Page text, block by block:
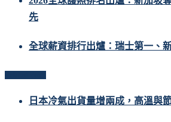
先
全球薪資排行出爐：瑞士第一、
日本冷氣出貨量增兩成，高溫與